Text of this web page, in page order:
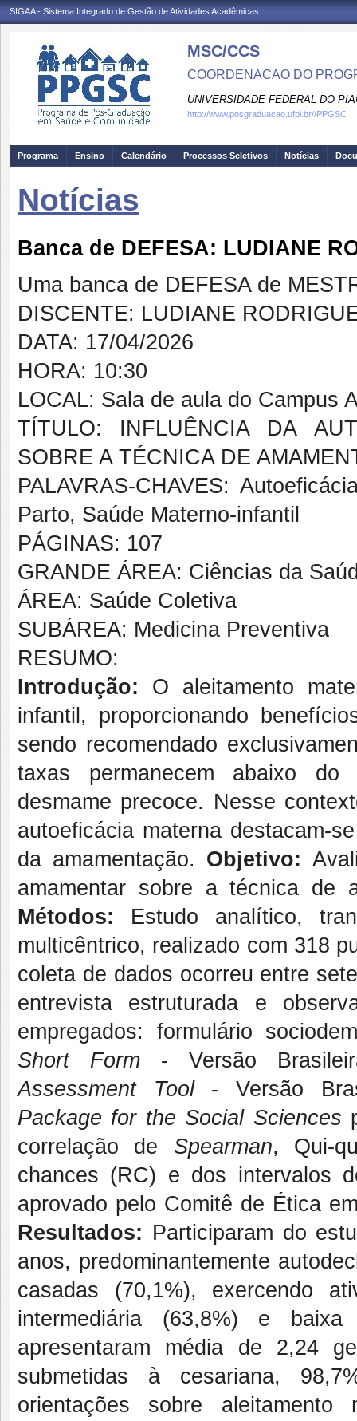
SIGAA - Sistema Integrado de Gestão de Atividades Acadêmicas
MSC/CCS
COORDENACAO DO
UNIVERSIDADE FEDERAL DO
http://www.posgraduacao.ufpi.br//PPGSC
Programa Ensino Calendário Processos Seletivos Notícias
Notícias
Banca de DEFESA: LUDIANE
Uma banca de DEFESA de
DISCENTE: LUDIANE
DATA: 17/04/2026
HORA: 10:30
LOCAL: Sala de aula do Campus
TÍTULO: INFLUÊNCIA DA
SOBRE A TÉCNICA DE
PALAVRAS-CHAVES:
Parto, Saúde Materno-infantil
PÁGINAS: 107
GRANDE ÁREA: Ciências da
ÁREA: Saúde Coletiva
SUBÁREA: Medicina Preventiva
RESUMO:
Introdução: O aleitamento
infantil, proporcionando
sendo recomendado
taxas permanecem abaixo do
desmame precoce. Nesse
autoeficácia materna destacam-
da amamentação. Objetivo:
amamentar sobre a técnica de
Métodos: Estudo analítico,
multicêntrico, realizado com 318
coleta de dados ocorreu entre
entrevista estruturada e
empregados: formulário
Short Form - Versão
Assessment Tool- Versão
Package for the Social Sciences
correlação de Spearman, Qui-
chances (RC) e dos intervalos
aprovado pelo Comitê de Ética
Resultados: Participaram do
anos, predominantemente
casadas (70,1%), exercendo
intermediária (63,8%) e
apresentaram média de 2,24
submetidas à cesariana,
orientações sobre aleitamento